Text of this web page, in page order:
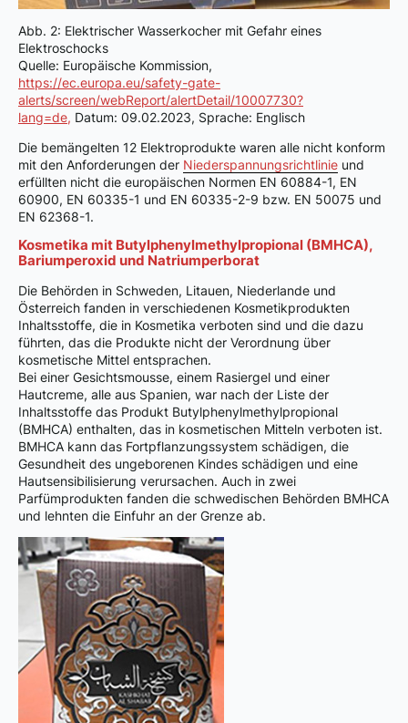
Abb. 2: Elektrischer Wasserkocher mit Gefahr eines
Elektroschocks
Quelle: Europäische Kommission,
https://ec.europa.eu/safety-gate-
alerts/screen/webReport/alertDetail/10007730?
lang=de, Datum: 09.02.2023, Sprache: Englisch
Die bemängelten 12 Elektroprodukte waren alle nicht konform
mit den Anforderungen der Niederspannungsrichtlinie und
erfüllten nicht die europäischen Normen EN 60884-1, EN
60900, EN 60335-1 und EN 60335-2-9 bzw. EN 50075 und
EN 62368-1.
Kosmetika mit Butylphenylmethylpropional (BMHCA),
Bariumperoxid und Natriumperborat
Die Behörden in Schweden, Litauen, Niederlande und
Österreich fanden in verschiedenen Kosmetikprodukten
Inhaltsstoffe, die in Kosmetika verboten sind und die dazu
führten, das die Produkte nicht der Verordnung über
kosmetische Mittel entsprachen.
Bei einer Gesichtsmousse, einem Rasiergel und einer
Hautcreme, alle aus Spanien, war nach der Liste der
Inhaltsstoffe das Produkt Butylphenylmethylpropional
(BMHCA) enthalten, das in kosmetischen Mitteln verboten ist.
BMHCA kann das Fortpflanzungssystem schädigen, die
Gesundheit des ungeborenen Kindes schädigen und eine
Hautsensibilisierung verursachen. Auch in zwei
Parfümprodukten fanden die schwedischen Behörden BMHCA
und lehnten die Einfuhr an der Grenze ab.